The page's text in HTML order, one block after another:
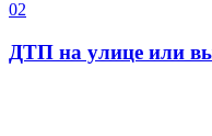
02
ДТП на улице или